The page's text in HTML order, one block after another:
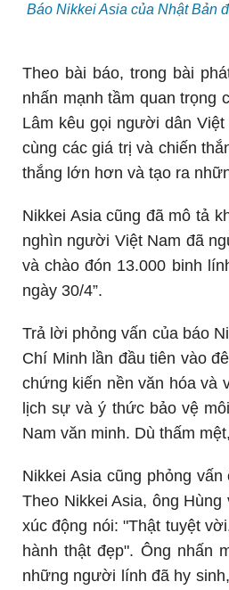
Báo Nikkei Asia của Nhật Bản
Theo bài báo, trong bài
nhấn mạnh tầm quan trọng
Lâm kêu gọi người dân
cùng các giá trị và chiến
thắng lớn hơn và tạo ra
Nikkei Asia cũng đã mô tả
nghìn người Việt Nam đã
và chào đón 13.000 binh
ngày 30/4”.
Trả lời phỏng vấn của báo
Chí Minh lần đầu tiên vào
chứng kiến nền văn hóa và
lịch sự và ý thức bảo vệ
Nam văn minh. Dù thấm
Nikkei Asia cũng phỏng
Theo Nikkei Asia, ông
xúc động nói: "Thật tuyệt
hành thật đẹp". Ông nhấn
những người lính đã hy